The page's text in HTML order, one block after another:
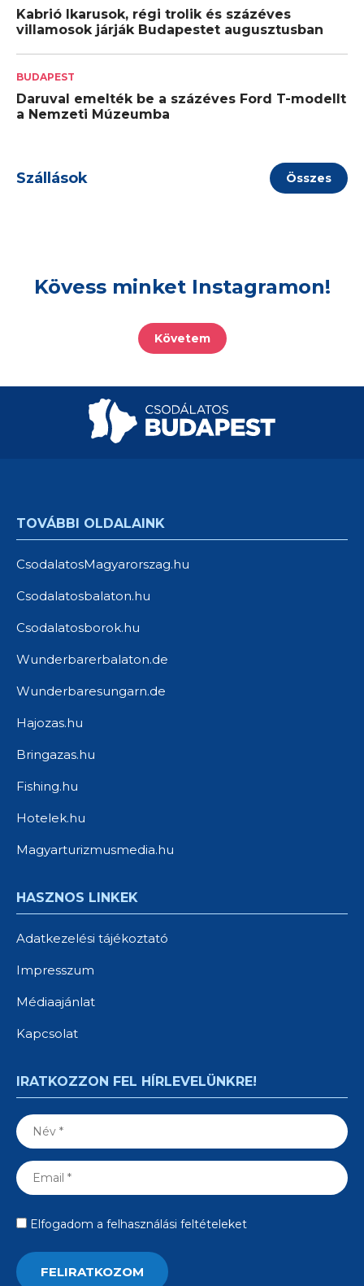
Kabrió Ikarusok, régi trolik és százéves
villamosok járják Budapestet augusztusban
BUDAPEST
Daruval emelték be a százéves Ford T-modellt
a Nemzeti Múzeumba
Szállások Összes
Kövess minket Instagramon!
Követem
TOVÁBBI OLDALAINK
CsodalatosMagyarorszag.hu
Csodalatosbalaton.hu
Csodalatosborok.hu
Wunderbarerbalaton.de
Wunderbaresungarn.de
Hajozas.hu
Bringazas.hu
Fishing.hu
Hotelek.hu
Magyarturizmusmedia.hu
HASZNOS LINKEK
Adatkezelési tájékoztató
Impresszum
Médiaajánlat
Kapcsolat
IRATKOZZON FEL HÍRLEVELÜNKRE!
Elfogadom a felhasználási feltételeket